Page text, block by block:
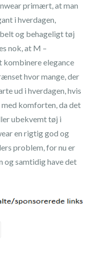
primært, at man
i hverdagen,
og behageligt tøj
nok, at M –
kombinere elegance
hvor mange, der
ud i hverdagen, hvis
komforten, da det
ubekvemt tøj i
en rigtig god og
problem, for nu er
og samtidig have det